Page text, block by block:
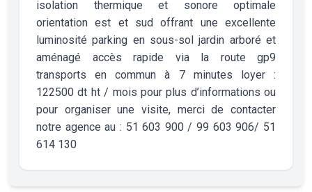
isolation thermique et sonore optimale
orientation est et sud offrant une excellente
luminosité parking en sous-sol jardin arboré et
aménagé accès rapide via la route gp9
transports en commun à 7 minutes loyer :
122500 dt ht / mois pour plus d’informations ou
pour organiser une visite, merci de contacter
notre agence au : 51 603 900 / 99 603 906/ 51
614 130